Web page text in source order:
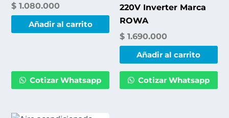
$ 1.080.000
Añadir al carrito
Cotizar Whatsapp
220V Inverter Marca
ROWA
$ 1.690.000
Añadir al carrito
Cotizar Whatsapp